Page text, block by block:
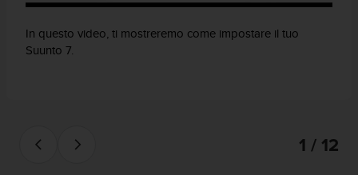
In questo video, ti mostreremo come impostare il tuo
Suunto 7.
1 / 12